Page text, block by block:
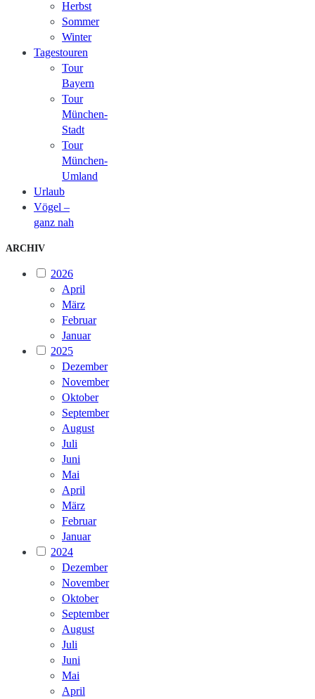
Herbst
Sommer
Winter
Tagestouren
Tour
Bayern
Tour
München-
Stadt
Tour
München-
Umland
Urlaub
Vögel –
ganz nah
ARCHIV
2026
April
März
Februar
Januar
2025
Dezember
November
Oktober
September
August
Juli
Juni
Mai
April
März
Februar
Januar
2024
Dezember
November
Oktober
September
August
Juli
Juni
Mai
April